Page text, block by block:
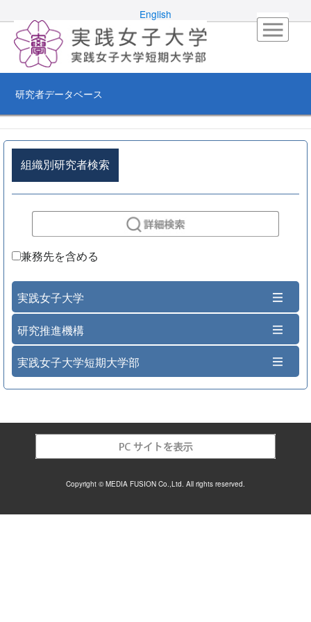
English
研究者データベース
組織別研究者検索
兼務先を含める
実践女子大学
研究推進機構
実践女子大学短期大学部
Copyright © MEDIA FUSION Co.,Ltd. All rights reserved.